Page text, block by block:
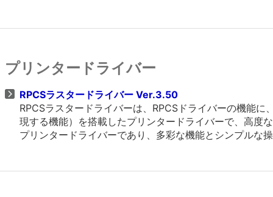
プリンタードライバー
RPCSラスタードライバー Ver.3.50
RPCSラスタードライバーは、RPCSドライバーの機能
現する機能）を搭載したプリンタードライバーで、高
プリンタードライバーであり、多彩な機能とシンプルな